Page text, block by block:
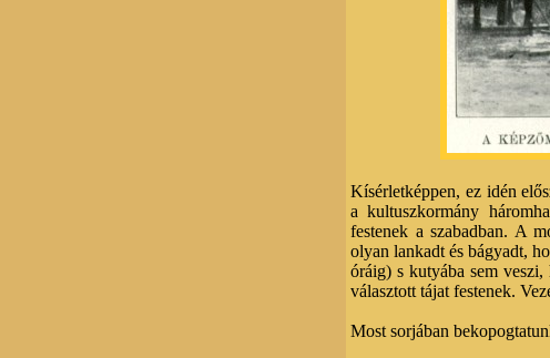
Kísérletképpen, ez idén
a kultuszkormány
festenek a szabadban. A
olyan lankadt és bágyadt,
óráig) s kutyába sem
választott tájat festenek.
Most sorjában